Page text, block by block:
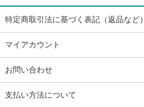
特定商取引法に基づく表記（返品など）
マイアカウント
お問い合わせ
支払い方法について